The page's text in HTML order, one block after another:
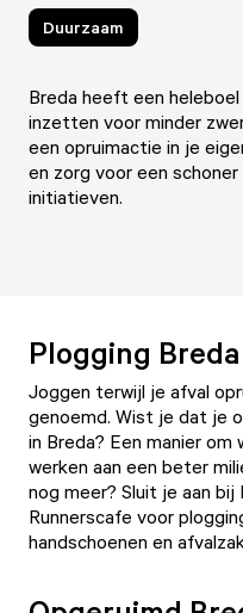
Duurzaam
Breda heeft een
inzetten voor minder
een opruimactie in je
en zorg voor een schoner
initiatieven.
Plogging Breda
Joggen terwijl je afval
genoemd. Wist je dat je
in Breda? Een manier om
werken aan een beter
nog meer? Sluit je aan
Runnerscafe voor
handschoenen en